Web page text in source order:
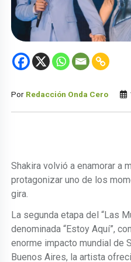
Por Redacción Onda Cero
Shakira volvió a enamorar a
protagonizar uno de los
gira.
La segunda etapa del “Las
denominada “Estoy Aquí”,
enorme impacto mundial de
Buenos Aires, la artista